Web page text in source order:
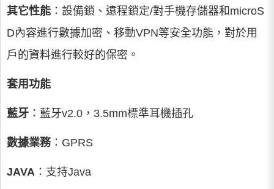
其它性能 ：設備鎖、遠程鎖定/對手機存儲器和microS
D內容進行數據加密、移動VPN等安全功能，對於用
戶的資料進行較好的保密。
套用功能
藍牙 ：藍牙v2.0，3.5mm標準耳機插孔
數據業務：GPRS
JAVA ：支持Java